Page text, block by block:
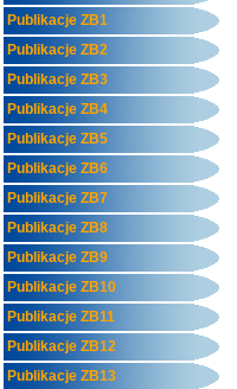
Publikacje ZB1
Publikacje ZB2
Publikacje ZB3
Publikacje ZB4
Publikacje ZB5
Publikacje ZB6
Publikacje ZB7
Publikacje ZB8
Publikacje ZB9
Publikacje ZB10
Publikacje ZB11
Publikacje ZB12
Publikacje ZB13